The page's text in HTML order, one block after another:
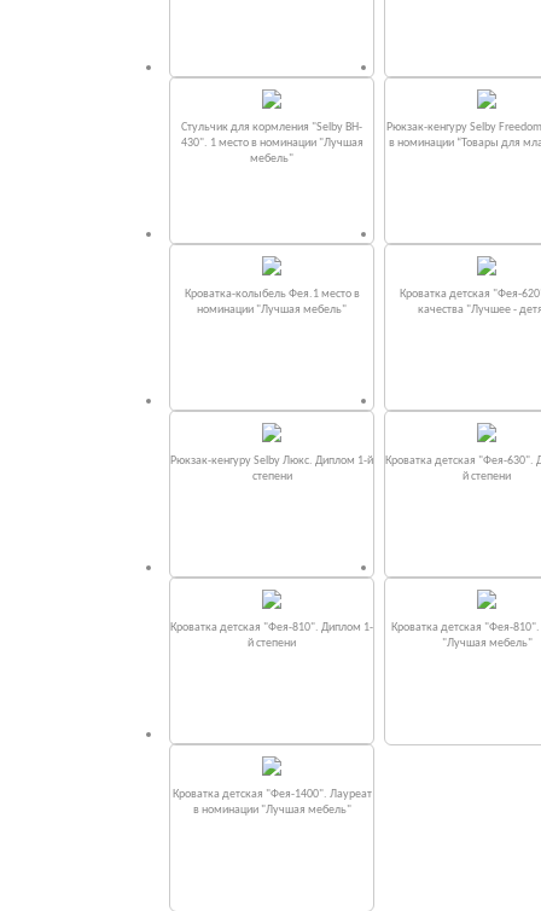
Стульчик для кормления "Selby BH-
430". 1 место в номинации "Лучшая
мебель"
Рюкзак-кенгуру Selby
в номинации “Товары для
Кроватка-колыбель Фея.1 место в
номинации "Лучшая мебель"
Кроватка детская "Фея-
качества "Лучшее -
Рюкзак-кенгуру Selby Люкс. Диплом 1-й
степени
Кроватка детская "Фея-630".
й степени
Кроватка детская "Фея-810". Диплом 1-
й степени
Кроватка детская "Фея-
"Лучшая мебель"
Кроватка детская "Фея-1400". Лауреат
в номинации "Лучшая мебель"